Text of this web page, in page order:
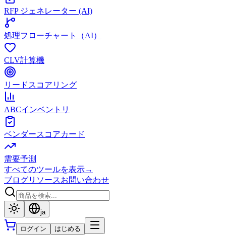
RFP ジェネレーター (AI)
処理フローチャート（AI）
CLV計算機
リードスコアリング
ABCインベントリ
ベンダースコアカード
需要予測
すべてのツールを表示→
ブログリソースお問い合わせ
ja
ログイン はじめる